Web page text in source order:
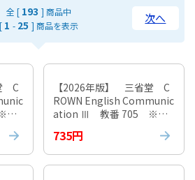
全 [ 193 ] 商品中
[ 1 - 25 ] 商品を表示
次へ
C
非
【2026年版】 三省堂 C
ROWN English Communic
ation Ⅲ 教番 705 ※非
735円